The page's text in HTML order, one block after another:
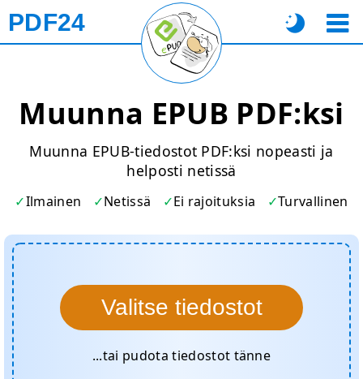
PDF24
Muunna EPUB PDF:ksi
Muunna EPUB-tiedostot PDF:ksi nopeasti ja
helposti netissä
Ilmainen Netissä Ei rajoituksia Turvallinen
Valitse tiedostot
...tai pudota tiedostot tänne